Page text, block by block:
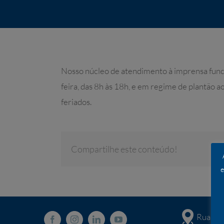
Nosso núcleo de atendimento à imprensa
feira, das 8h às 18h, e em regime de plantão
feriados.
Compartilhe este conteúdo!
Rua